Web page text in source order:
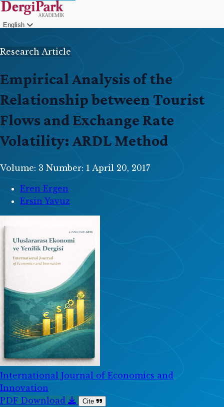
English
Research Article
Empirical Analysis of the
Relationship between Tourist
Flows and Exchange Rate
Volatility: ARDL Method
Volume: 3 Number: 1 April 20, 2017
Eren Ergen
Ersin Yavuz
International Journal of Economics and
Innovation
PDF Download
Cite